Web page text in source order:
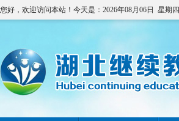
您好，欢迎访问本站！今天是：2026年08月06日 星期四
赛（2026）的...
2026-07-31
2026年湖北省空军青少年航空学校招生
拟录取及备份... 2026-07-29